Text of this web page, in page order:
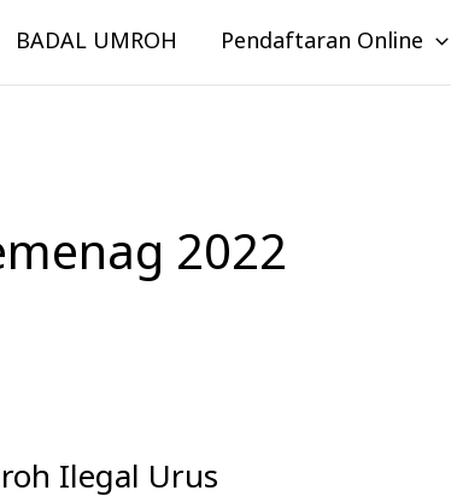
BADAL UMROH Pendaftaran Online
2022
Ilegal Urus